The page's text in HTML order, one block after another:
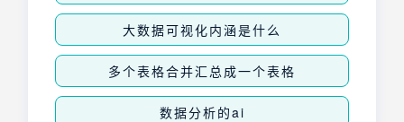
大数据可视化内涵是什么
多个表格合并汇总成一个表格
数据分析的ai